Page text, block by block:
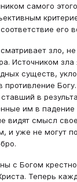
самого
его
зло,
Источником зла
существ,
противление
в
им в падение
видят смысл
и уже не могут
с Богом
Теперь